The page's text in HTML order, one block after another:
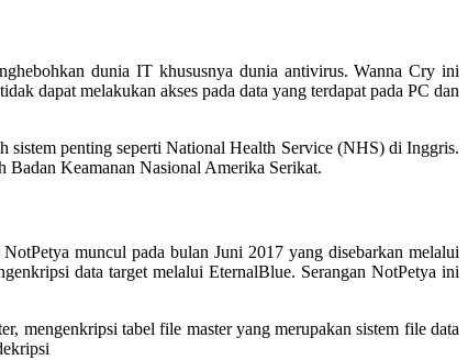
dunia IT khususnya dunia antivirus. Wanna Cry ini
dapat melakukan akses pada data yang terdapat pada PC dan
sistem penting seperti National Health Service (NHS) di Inggris.
Badan Keamanan Nasional Amerika Serikat.
muncul pada bulan Juni 2017 yang disebarkan melalui
data target melalui EternalBlue. Serangan NotPetya ini
mengenkripsi tabel file master yang merupakan sistem file data